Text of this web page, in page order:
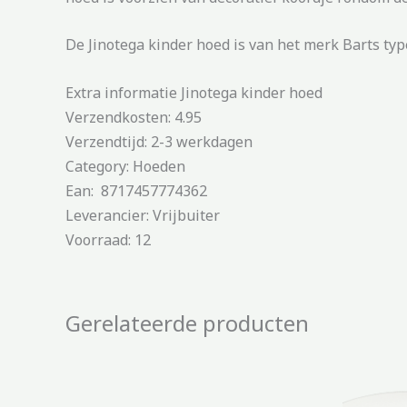
De Jinotega kinder hoed is van het merk Barts
Extra informatie Jinotega kinder hoed
Verzendkosten: 4.95
Verzendtijd: 2-3 werkdagen
Category: Hoeden
Ean: 8717457774362
Leverancier: Vrijbuiter
Voorraad: 12
Gerelateerde producten